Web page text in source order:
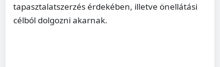
tapasztalatszerzés érdekében, illetve önellátási
célból dolgozni akarnak.